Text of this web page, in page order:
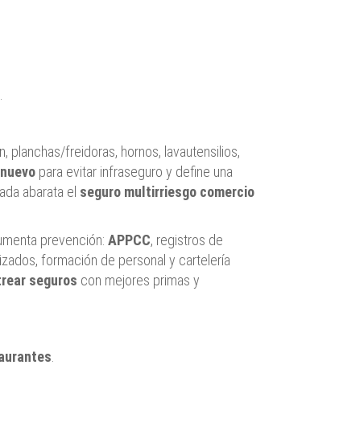
planchas/freidoras, hornos, lavautensilios,
para evitar infraseguro y define una
abarata el seguro multirriesgo comercio
prevención: APPCC, registros de
formación de personal y cartelería
seguros con mejores primas y